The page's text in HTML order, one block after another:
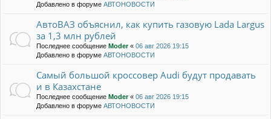
Добавлено в форуме АВТОНОВОСТИ
АвтоВАЗ объяснил, как купить газовую Lada Largus
за 1,3 млн рублей
Последнее сообщение Moder« 06 авг 2026 19:15
Добавлено в форуме АВТОНОВОСТИ
Самый большой кроссовер Audi будут продавать
и в Казахстане
Последнее сообщение Moder« 06 авг 2026 19:15
Добавлено в форуме АВТОНОВОСТИ